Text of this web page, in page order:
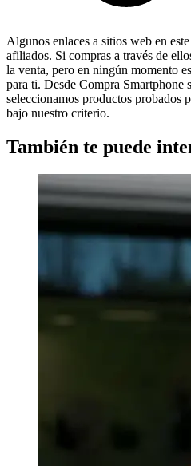
Algunos enlaces a sitios web en
afiliados. Si compras a través de
la venta, pero en ningún momento
para ti. Desde Compra Smartphone
seleccionamos productos probados
bajo nuestro criterio.
También te puede